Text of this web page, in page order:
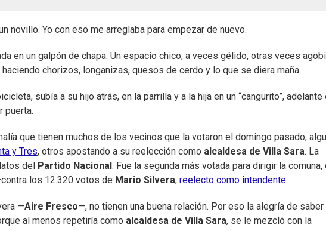
novillo. Yo con eso me arreglaba para empezar de nuevo.
en un galpón de chapa. Un espacio chico, a veces gélido, otras veces
chorizos, longanizas, quesos de cerdo y lo que se diera maña.
subía a su hijo atrás, en la parrilla y a la hija en un “cangurito”, adelante
puerta.
que tienen muchos de los vecinos que la votaron el domingo pasado,
y Tres, otros apostando a su reelección como alcaldesa de Villa Sara. La
del
Partido Nacional . Fue la segunda más votada para dirigir la comuna,
los 12.320 votos de Mario Silvera, reelecto como intendente.
—Aire Fresco—, no tienen una buena relación. Por eso la alegría de saber
al menos repetiría como alcaldesa de Villa Sara, se le mezcló con la